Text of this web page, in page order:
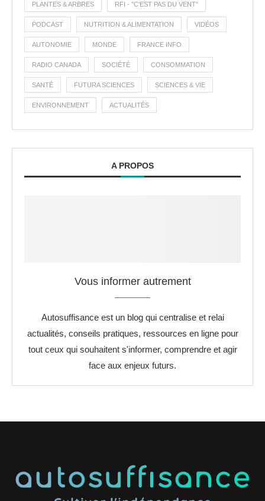
PLANTES & ARBRES RFI - "C'EST PAS DU VENT"
PODCAST NUTRITION & ALIMENTATION VIDÉOS
AUTONOMIE MONDE FRANCE INFO
RADIO CANADA SOCIÉTÉ CONSOMMATION
SANTÉ FUTURA SCIENCES SCIENCES & VIE
ENVIRONNEMENT ACTUALITÉS
A PROPOS
Vous informer autrement
Autosuffisance est un blog qui centralise et relai
actualités, conseils pratiques, ressources en ligne pour
tout ceux qui souhaitent s'informer, comprendre et agir
face aux enjeux futurs.